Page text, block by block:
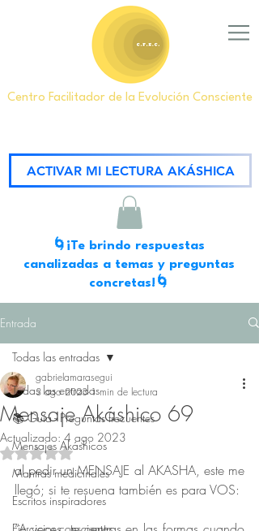
Centro Facilitador de la Evolución Consciente
ACTIVAR MI LECTURA AKÁSHICA
🌀¡Te brindo respuestas
canalizadas a temas y preguntas
concretas!🌀
Entrada
Todas las entradas
📚 Guía - Preguntas frecuentes
Mensajes Akáshicos
Mantras medicinales
Escritos inspiradores
Ejercicios conscientes
Todas las entradas
Mensaje Akáshico 69
gabrielamarasegui
3 ago 2023 1 min de lectura
Actualizado: 4 ago 2023
Obtuvo NaN de 5 estrellas.
al pedir un MENSAJE al AKASHA, este me
llegó; si te resuena también es para VOS: